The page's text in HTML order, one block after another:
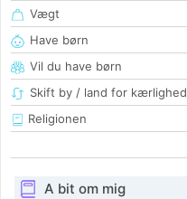
Vægt
Have børn
Vil du have børn
Skift by / land for kærlighed
Religionen
A bit om mig